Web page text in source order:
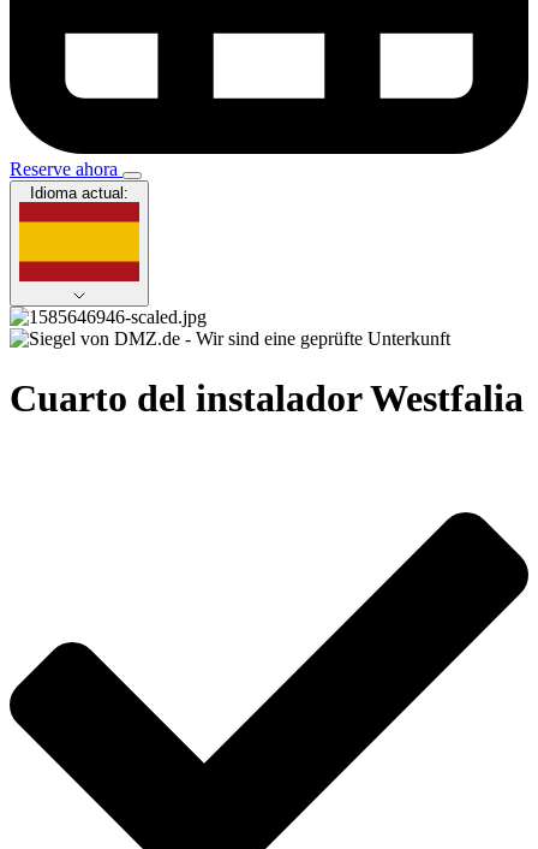
Reserve ahora
Idioma actual:
Cuarto del instalador Westfalia